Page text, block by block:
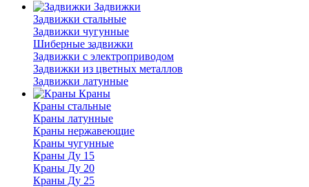
Задвижки
Задвижки стальные
Задвижки чугунные
Шиберные задвижки
Задвижки с электроприводом
Задвижки из цветных металлов
Задвижки латунные
Краны
Краны стальные
Краны латунные
Краны нержавеющие
Краны чугунные
Краны Ду 15
Краны Ду 20
Краны Ду 25